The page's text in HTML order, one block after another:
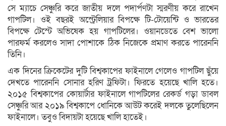
সে ম্যাচে সেঞ্চুরি করে জাতীয় দলে পদার্পণটা স্মরণীয় করে রাখেন
গাপটিল। ওই বছরই অস্ট্রেলিয়ার বিপক্ষে টি-টোয়েন্টি ও ভারতের
বিপক্ষে টেস্টে অভিষেক হয় গাপটিলের। ওয়ানডেতে বেশ ভালো
পারফর্ম করলেও সাদা পোশাকে ঠিক নিজেকে প্রমাণ করতে পারেননি
তিনি।
এক দিনের ক্রিকেটের দুটি বিশ্বকাপের ফাইনালে গেলেও গাপটিল ছুঁয়ে
দেখতে পারেননি সোনার হরিণ ট্রফিটা। ফিরতে হয়েছে খালি হতে।
২০১৫ বিশ্বকাপের কোয়ার্টার ফাইনালে গাপটিলের রেকর্ড গড়া ডাবল
সেঞ্চুরি আর ২০১৯ বিশ্বকাপে ধোনিকে আউট করেই দলকে তুলেছিলেন
ফাইনালে। তবুও বিদায়টা হয়েছে খালি হাতেই।